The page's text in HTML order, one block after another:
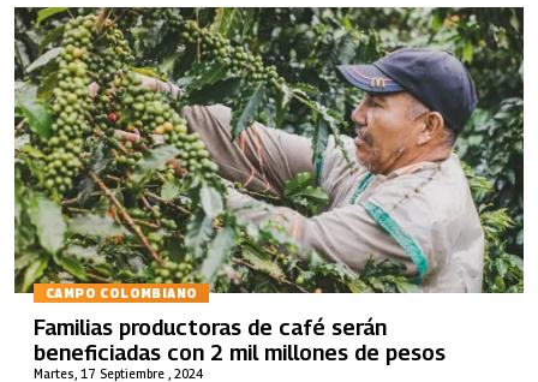
CAMPO COLOMBIANO
Martes, 17 Septiembre , 2024
Familias productoras de café serán
beneficiadas con 2 mil millones de pesos